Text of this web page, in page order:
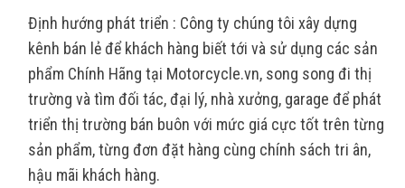
Định hướng phát triển : Công ty chúng tôi xây dựng
kênh bán lẻ để khách hàng biết tới và sử dụng các sản
phẩm Chính Hãng tại Motorcycle.vn, song song đi thị
trường và tìm đối tác, đại lý, nhà xưởng, garage để phát
triển thị trường bán buôn với mức giá cực tốt trên từng
sản phẩm, từng đơn đặt hàng cùng chính sách tri ân,
hậu mãi khách hàng.